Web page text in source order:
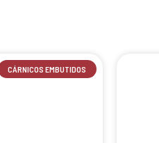
CÁRNICOS EMBUTIDOS